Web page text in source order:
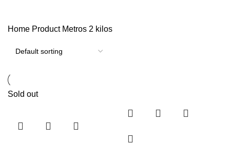
Home Product Metros 2 kilos
Sold out